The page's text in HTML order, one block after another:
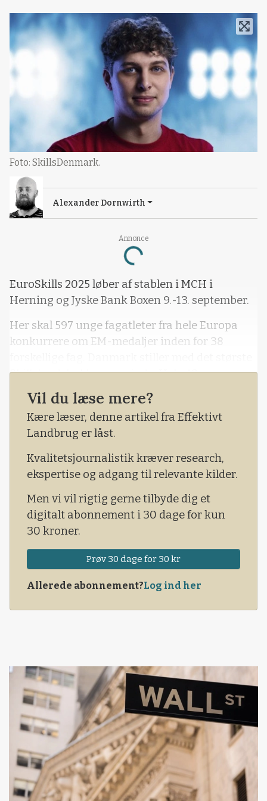
Annonce
Loading...
Foto: SkillsDenmark.
Alexander Dornwirth
EuroSkills 2025 løber af stablen i MCH i
Herning og Jyske Bank Boxen 9.-13. september.
Her skal 597 unge fagatleter fra hele Europa
konkurrere om EM-medaljer inden for 38
Skillslandshold nogensinde. Hele 43 unge
danskere skal forsvare de rød-hvide farver
foran op mod 80.000 gæster.
Vil du læse mere?
Kære læser, denne artikel fra Effektivt
Landbrug er låst.
Kvalitetsjournalistik kræver research,
ekspertise og adgang til relevante kilder.
Men vi vil rigtig gerne tilbyde dig et
digitalt abonnement i 30 dage for kun
30 kroner.
Prøv 30 dage for 30 kr
Allerede abonnement?Log ind her